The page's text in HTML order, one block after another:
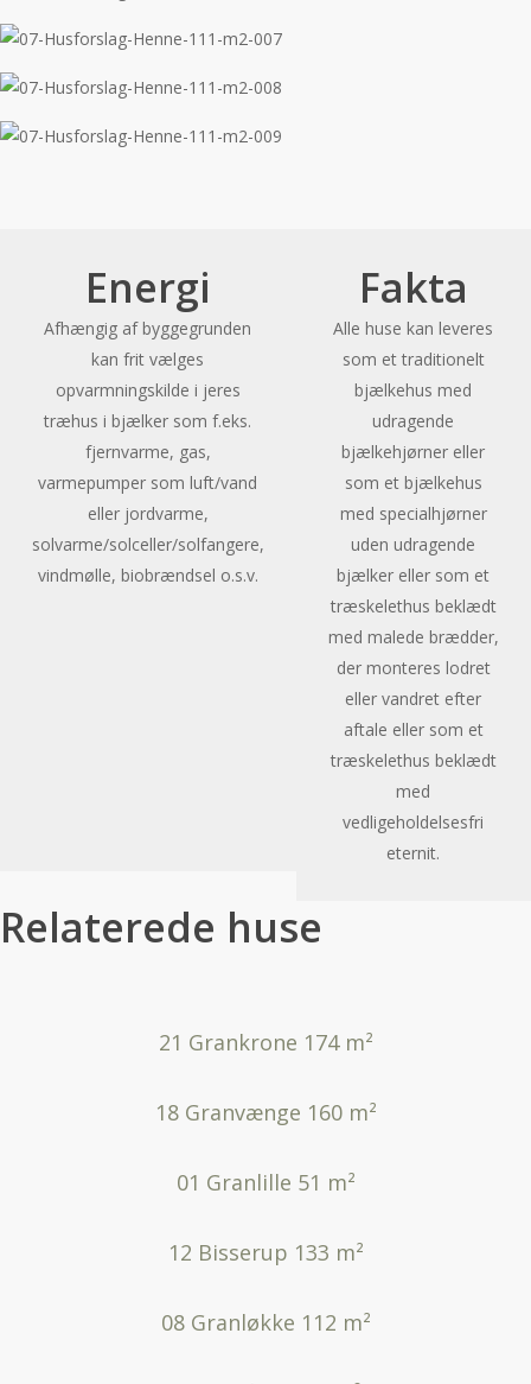
Energi
Afhængig af byggegrunden
kan frit vælges
opvarmningskilde i jeres
træhus i bjælker som f.eks.
fjernvarme, gas,
varmepumper som luft/vand
eller jordvarme,
solvarme/solceller/solfangere,
vindmølle, biobrændsel o.s.v.
Fakta
Alle huse kan leveres
som et traditionelt
bjælkehus med
udragende
bjælkehjørner eller
som et bjælkehus
med specialhjørner
uden udragende
bjælker eller som et
træskelethus beklædt
med malede brædder,
der monteres lodret
eller vandret efter
aftale eller som et
træskelethus beklædt
med
vedligeholdelsesfri
eternit.
Relaterede huse
21 Grankrone 174 m²
18 Granvænge 160 m²
01 Granlille 51 m²
12 Bisserup 133 m²
08 Granløkke 112 m²